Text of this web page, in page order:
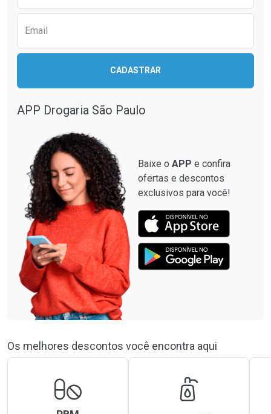
Email
CADASTRAR
APP Drogaria São Paulo
Baixe o APP e confira
ofertas e descontos
exclusivos para você!
Os melhores descontos você encontra aqui